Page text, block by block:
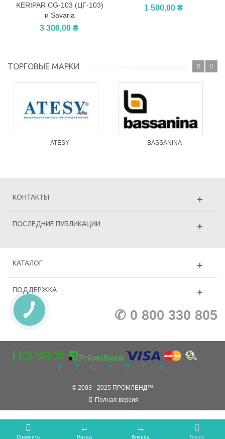
KERIPAR CG-103 (ЦГ-103)
и Savaria
3 300,00 ₴
1 500,00 ₴
ТОРГОВЫЕ МАРКИ
ATESY BASSANINA
КОНТАКТЫ
ПОСЛЕДНИЕ ПУБЛИКАЦИИ
КАТАЛОГ
ПОДДЕРЖКА
✆ 0 800 330 805
© 2003 - 2025 ПРОМЛЕНД™
Полная версия
Сравнить Назад Вперёд Вверх
КНОПКА
ЗВ'ЯЗКУ